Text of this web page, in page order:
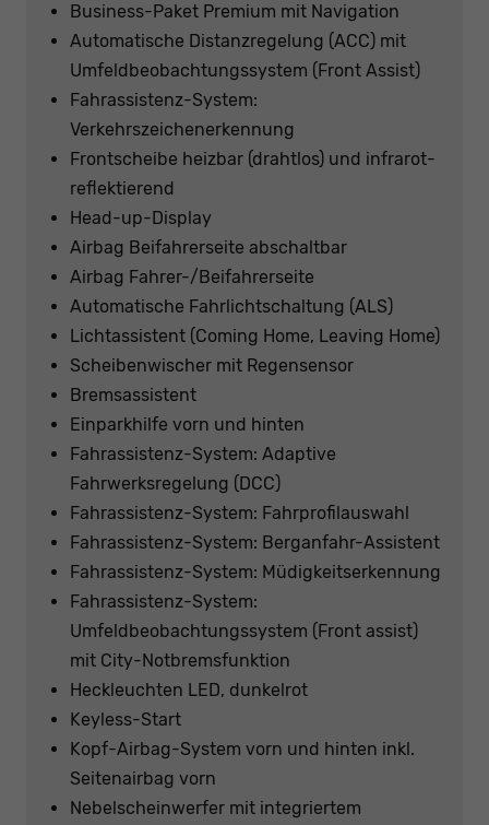
Business-Paket Premium mit Navigation
Automatische Distanzregelung (ACC) mit
Umfeldbeobachtungssystem (Front Assist)
Fahrassistenz-System:
Verkehrszeichenerkennung
Frontscheibe heizbar (drahtlos) und infrarot-
reflektierend
Head-up-Display
Airbag Beifahrerseite abschaltbar
Airbag Fahrer-/Beifahrerseite
Automatische Fahrlichtschaltung (ALS)
Lichtassistent (Coming Home, Leaving Home)
Scheibenwischer mit Regensensor
Bremsassistent
Einparkhilfe vorn und hinten
Fahrassistenz-System: Adaptive
Fahrwerksregelung (DCC)
Fahrassistenz-System: Fahrprofilauswahl
Fahrassistenz-System: Berganfahr-Assistent
Fahrassistenz-System: Müdigkeitserkennung
Fahrassistenz-System:
Umfeldbeobachtungssystem (Front assist)
mit City-Notbremsfunktion
Heckleuchten LED, dunkelrot
Keyless-Start
Kopf-Airbag-System vorn und hinten inkl.
Seitenairbag vorn
Nebelscheinwerfer mit integriertem